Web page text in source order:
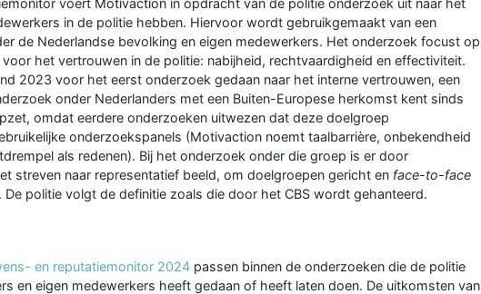
in de politie hebben. Hiervoor wordt gebruikgemaakt van een
de Nederlandse bevolking en eigen medewerkers. Het onderzoek focust op
het vertrouwen in de politie: nabijheid, rechtvaardigheid en effectiviteit.
2023 voor het eerst onderzoek gedaan naar het interne vertrouwen, een
onder Nederlanders met een Buiten-Europese herkomst kent sinds
omdat eerdere onderzoeken uitwezen dat deze doelgroep
onderzoekspanels (Motivaction noemt taalbarrière, onbekendheid
als redenen). Bij het onderzoek onder die groep is er door
streven naar representatief beeld, om doelgroepen gericht en face-to-face
De politie volgt de definitie zoals die door het CBS wordt gehanteerd.
en reputatiemonitor 2024 passen binnen de onderzoeken die de politie
en eigen medewerkers heeft gedaan of heeft laten doen. De uitkomsten van